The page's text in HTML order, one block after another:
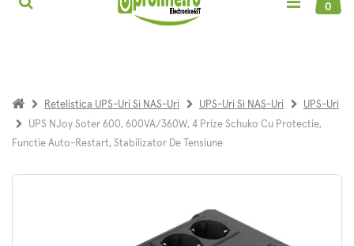
0
Retelistica UPS-Uri Si NAS-Uri UPS-Uri Si NAS-Uri
UPS-Uri
UPS NJoy Soter 600, 600VA/360W, 4 Prize Schuko Cu Protectie,
Functie Auto-Restart, Stabilizator De Tensiune